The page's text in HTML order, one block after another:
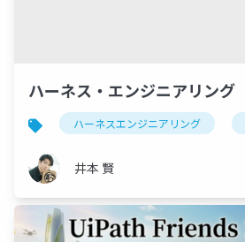
ハーネス・エンジニアリング
ハーネスエンジニアリング
井本 賢